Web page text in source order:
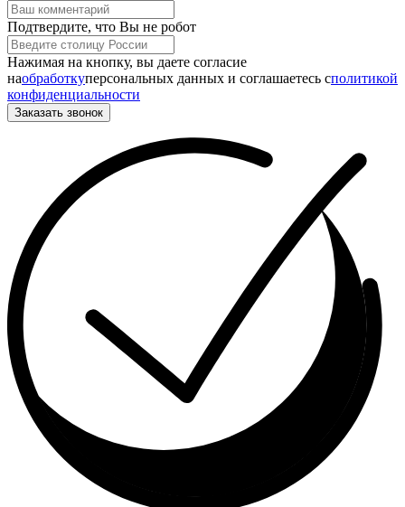
Подтвердите, что Вы не робот
Нажимая на кнопку, вы даете согласие
наобработкуперсональных данных и соглашаетесь cполитикой
конфиденциальности
Заказать звонок